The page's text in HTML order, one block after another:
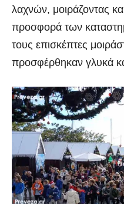
λαχνών, μοιράζοντας
προσφορά των
τους επισκέπτες
προσφέρθηκαν γλυκά